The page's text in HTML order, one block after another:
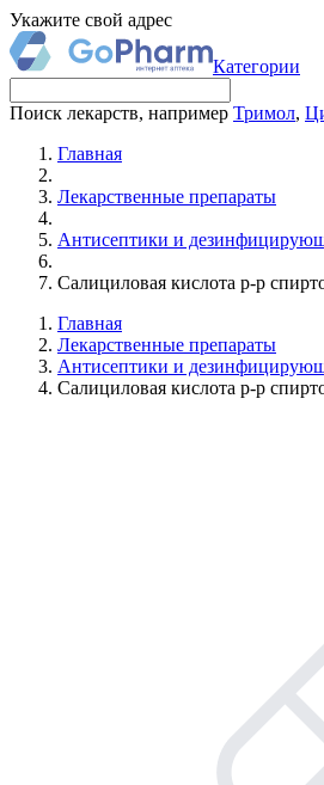
Укажите свой адрес
Категории
Поиск лекарств, например Тримол,
Главная
Лекарственные препараты
Антисептики и
Салициловая кислота р-р
Главная
Лекарственные препараты
Антисептики и
Салициловая кислота р-р